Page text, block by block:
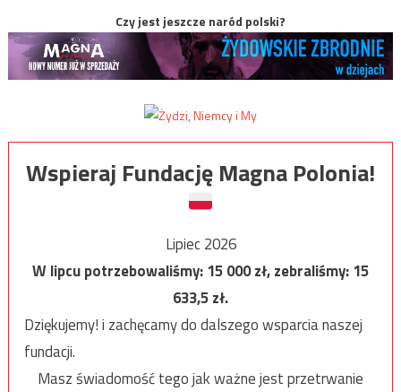
Czy jest jeszcze naród polski?
Wspieraj Fundację Magna Polonia!
Lipiec 2026
W lipcu potrzebowaliśmy:15 000zł, zebraliśmy:15
633,5zł.
Dziękujemy! i zachęcamy do dalszego wsparcia naszej
fundacji.
Masz świadomość tego jak ważne jest przetrwanie